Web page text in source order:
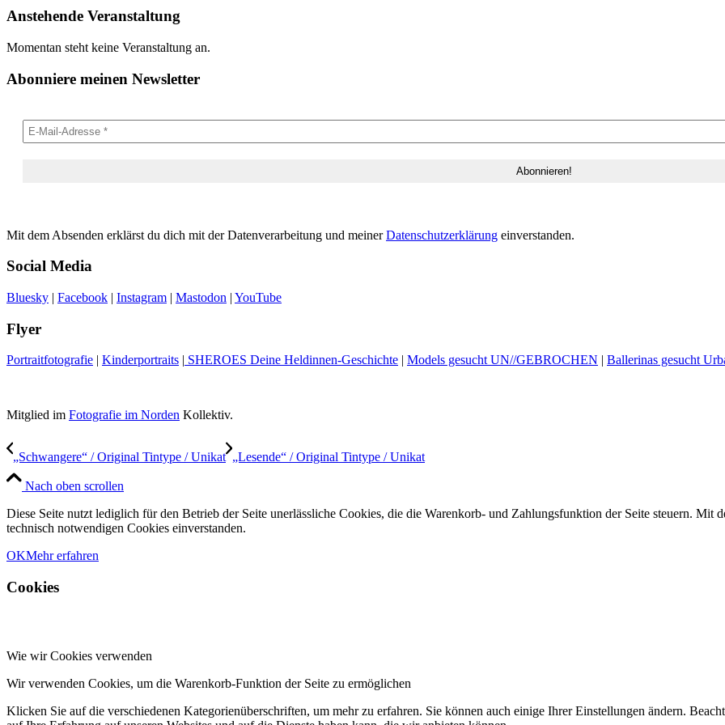
Anstehende Veranstaltung
Momentan steht keine Veranstaltung an.
Abonniere meinen Newsletter
Mit dem Absenden erklärst du dich mit der Datenverarbeitung und meinerDatenschutzerklärung einverstanden.
Social Media
Bluesky | Facebook | Instagram | Mastodon | YouTube
Flyer
Portraitfotografie | Kinderportraits | SHEROES Deine Heldinnen-Geschichte | Models gesucht UN//GEBROCHEN | Ballerinas gesucht
Mitglied im Fotografie im Norden Kollektiv.
„Schwangere“ / Original Tintype / Unikat „Lesende“ / Original Tintype / Unikat
Nach oben scrollen
Diese Seite nutzt lediglich für den Betrieb der Seite unerlässliche Cookies, die die Warenkorb- und Zahlungsfunktion der Seite steuern. Mit
technisch notwendigen Cookies einverstanden.
OKMehr erfahren
Cookies
Wie wir Cookies verwenden
Wir verwenden Cookies, um die Warenkorb-Funktion der Seite zu ermöglichen
Klicken Sie auf die verschiedenen Kategorienüberschriften, um mehr zu erfahren. Sie können auch einige Ihrer Einstellungen ändern.